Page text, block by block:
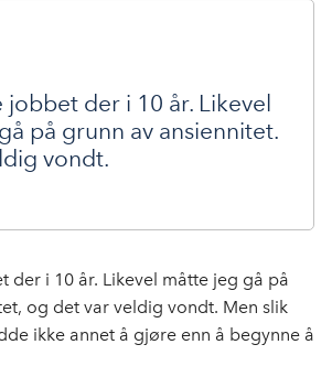
jobbet der i 10 år. Likevel
på grunn av ansiennitet.
vondt.
der i 10 år. Likevel måtte jeg gå på
og det var veldig vondt. Men slik
ikke annet å gjøre enn å begynne å